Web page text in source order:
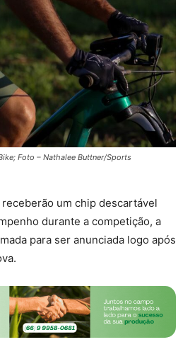
Foto – Nathalee Buttner/Sports
um chip descartável
durante a competição, a
para ser anunciada logo após